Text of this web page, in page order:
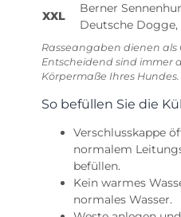
XXL
Berner
Deutsche Dogge,
Rasseangaben dienen als
Entscheidend sind immer
Körpermaße Ihres Hundes.
So befüllen Sie die
Verschlusskappe
normalem
befüllen.
Kein warmes
normales Wasser.